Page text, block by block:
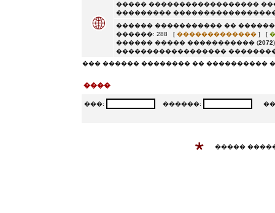
����� ������������������
���������
������ ����������� ��
������: 288 [ �������������] [
������ ����� ����������� (2072
������������������
��� ������ �������� �� ����������
����
���: ������:
�����